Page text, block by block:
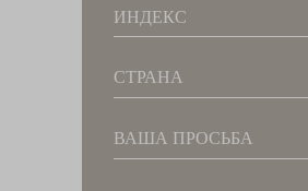
ИНДЕКС
СТРАНА
ВАША ПРОСЬБА